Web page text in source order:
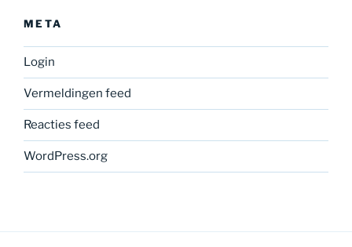
META
Login
Vermeldingen feed
Reacties feed
WordPress.org